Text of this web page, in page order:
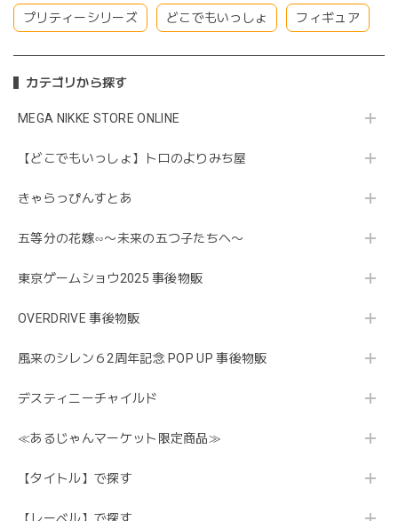
プリティーシリーズ どこでもいっしょ フィギュア
カテゴリから探す
MEGA NIKKE STORE ONLINE
【どこでもいっしょ】トロのよりみち屋
きゃらっぴんすとあ
五等分の花嫁∽〜未来の五つ子たちへ〜
東京ゲームショウ2025 事後物販
OVERDRIVE 事後物販
風来のシレン６2周年記念 POP UP 事後物販
デスティニーチャイルド
≪あるじゃんマーケット限定商品≫
【タイトル】で探す